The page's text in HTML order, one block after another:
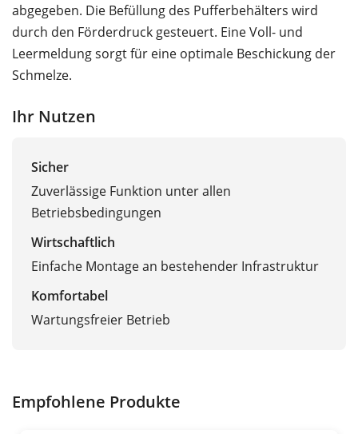
abgegeben. Die Befüllung des Pufferbehälters wird
durch den Förderdruck gesteuert. Eine Voll- und
Leermeldung sorgt für eine optimale Beschickung der
Schmelze.
Ihr Nutzen
Sicher
Zuverlässige Funktion unter allen
Betriebsbedingungen
Wirtschaftlich
Einfache Montage an bestehender Infrastruktur
Komfortabel
Wartungsfreier Betrieb
Empfohlene Produkte